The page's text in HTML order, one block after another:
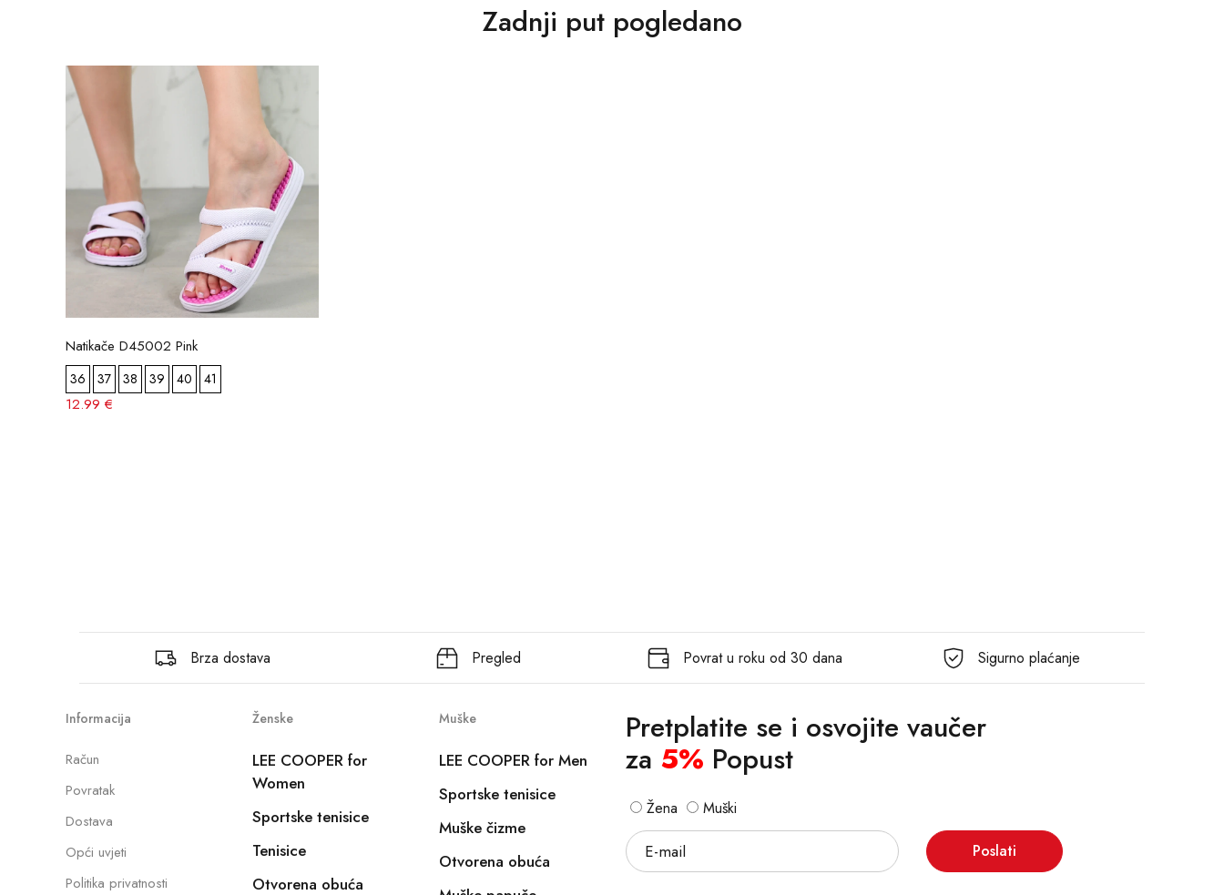
Zadnji put pogledano
Natikače D45002 Pink
36 37 38 39 40 41
12.99 €
Brza dostava Pregled Povrat u roku od 30 dana Sigurno plaćanje
Informacija
Račun
Povratak
Dostava
Opći uvjeti
Politika privatnosti
Ženske
LEE COOPER for
Women
Sportske tenisice
Tenisice
Otvorena obuća
Muške
LEE COOPER for Men
Sportske tenisice
Muške čizme
Otvorena obuća
Pretplatite se i osvojite vaučer
za 5% Popust
Žena Muški
Poslati